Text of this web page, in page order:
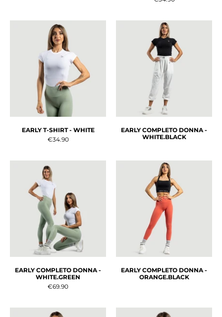
EARLY T-SHIRT - WHITE
€34.90
EARLY COMPLETO DONNA -
WHITE.BLACK
EARLY COMPLETO DONNA -
WHITE.GREEN
€69.90
EARLY COMPLETO DONNA -
ORANGE.BLACK